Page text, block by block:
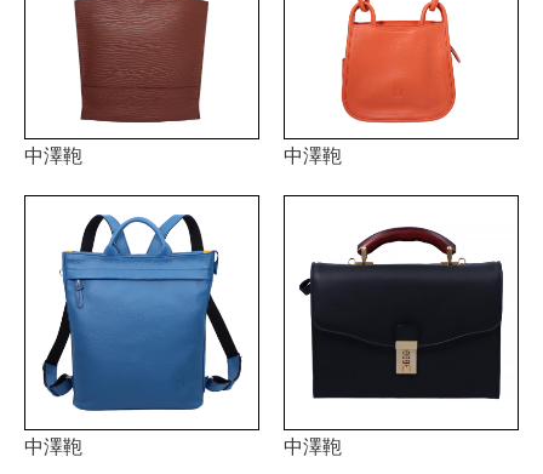
中澤鞄 中澤鞄
中澤鞄 中澤鞄